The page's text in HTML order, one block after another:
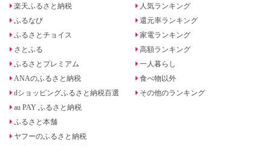
楽天ふるさと納税
ふるなび
ふるさとチョイス
さとふる
ふるさとプレミアム
ANAのふるさと納税
dショッピングふるさと納税百選
au PAY ふるさと納税
ふるさと本舗
ヤフーのふるさと納税
人気ランキング
還元率ランキング
家電ランキング
高額ランキング
一人暮らし
食べ物以外
その他のランキング